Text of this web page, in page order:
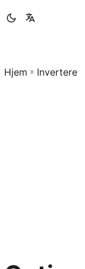
Hjem » Invertere